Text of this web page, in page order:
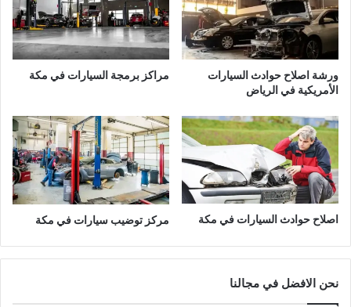
ورشة اصلاح حوادث السيارات
الأمريكية في الرياض
مراكز برمجة السيارات في مكة
اصلاح حوادث السيارات في مكة مركز توضيب سيارات في مكة
نحن الافضل في مجالنا